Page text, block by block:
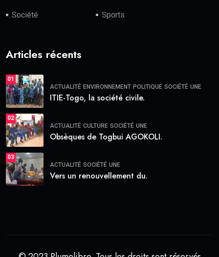
Société Sports
Articles récents
01
ACTUALITÉ ENVIRONNEMENT POLITIQUE SOCIÉTÉ UNE
ITIE-Togo, la société civile.
02
ACTUALITÉ CULTURE SOCIÉTÉ UNE
Obsèques de Togbui AGOKOLI.
03
ACTUALITÉ SOCIÉTÉ UNE
Vers un renouvellement du.